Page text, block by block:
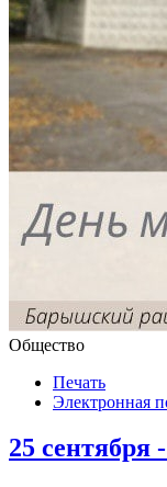
Общество
Печать
Электронная
25